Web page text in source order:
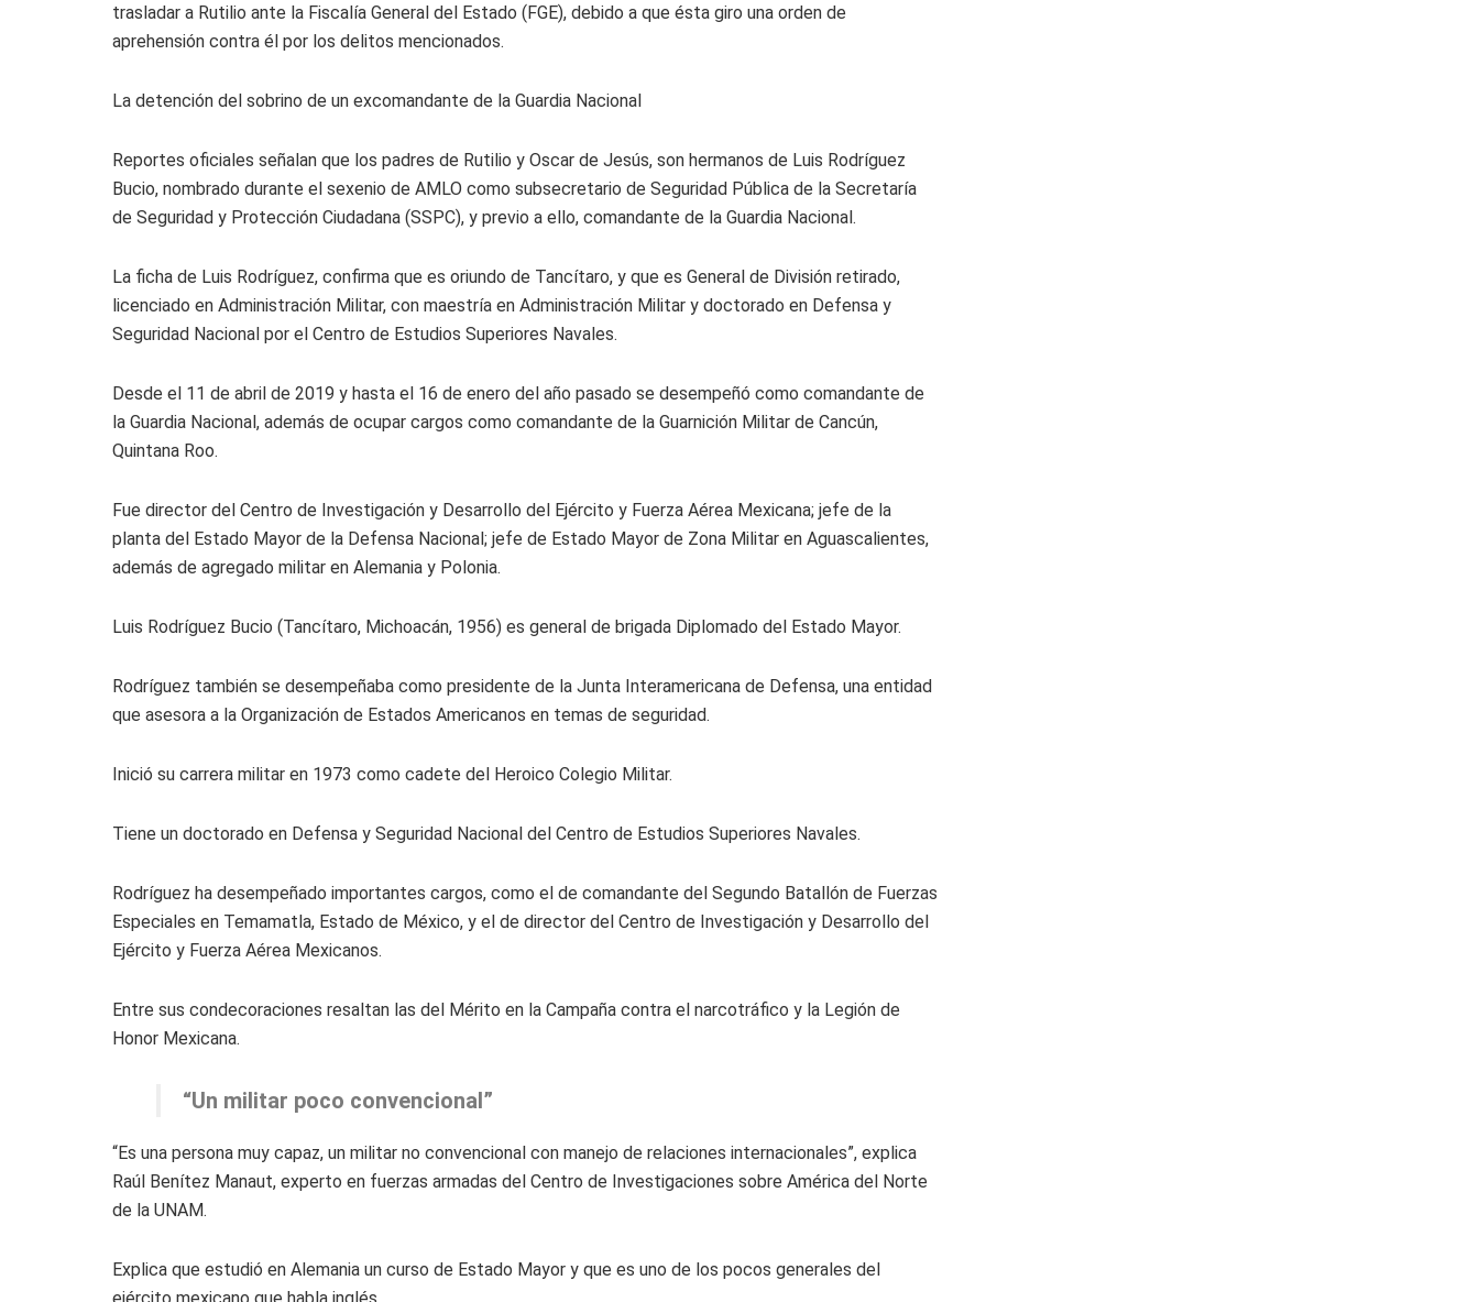
trasladar a Rutilio ante la Fiscalía General del Estado (FGE), debido a que ésta giro una orden de
aprehensión contra él por los delitos mencionados.
La detención del sobrino de un excomandante de la Guardia Nacional
Reportes oficiales señalan que los padres de Rutilio y Oscar de Jesús, son hermanos de Luis Rodríguez
Bucio, nombrado durante el sexenio de AMLO como subsecretario de Seguridad Pública de la Secretaría
de Seguridad y Protección Ciudadana (SSPC), y previo a ello, comandante de la Guardia Nacional.
La ficha de Luis Rodríguez, confirma que es oriundo de Tancítaro, y que es General de División retirado,
licenciado en Administración Militar, con maestría en Administración Militar y doctorado en Defensa y
Seguridad Nacional por el Centro de Estudios Superiores Navales.
Desde el 11 de abril de 2019 y hasta el 16 de enero del año pasado se desempeñó como comandante de
la Guardia Nacional, además de ocupar cargos como comandante de la Guarnición Militar de Cancún,
Quintana Roo.
Fue director del Centro de Investigación y Desarrollo del Ejército y Fuerza Aérea Mexicana; jefe de la
planta del Estado Mayor de la Defensa Nacional; jefe de Estado Mayor de Zona Militar en Aguascalientes,
además de agregado militar en Alemania y Polonia.
Luis Rodríguez Bucio (Tancítaro, Michoacán, 1956) es general de brigada Diplomado del Estado Mayor.
Rodríguez también se desempeñaba como presidente de la Junta Interamericana de Defensa, una entidad
que asesora a la Organización de Estados Americanos en temas de seguridad.
Inició su carrera militar en 1973 como cadete del Heroico Colegio Militar.
Tiene un doctorado en Defensa y Seguridad Nacional del Centro de Estudios Superiores Navales.
Rodríguez ha desempeñado importantes cargos, como el de comandante del Segundo Batallón de Fuerzas
Especiales en Temamatla, Estado de México, y el de director del Centro de Investigación y Desarrollo del
Ejército y Fuerza Aérea Mexicanos.
Entre sus condecoraciones resaltan las del Mérito en la Campaña contra el narcotráfico y la Legión de
Honor Mexicana.
“Un militar poco convencional”
“Es una persona muy capaz, un militar no convencional con manejo de relaciones internacionales”, explica
Raúl Benítez Manaut, experto en fuerzas armadas del Centro de Investigaciones sobre América del Norte
de la UNAM.
Explica que estudió en Alemania un curso de Estado Mayor y que es uno de los pocos generales del
ejército mexicano que habla inglés.